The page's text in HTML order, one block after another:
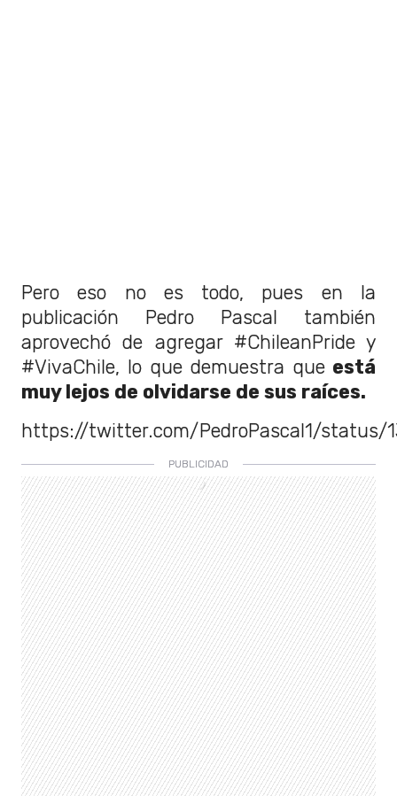
Pero eso no es todo, pues en la
publicación Pedro Pascal también
aprovechó de agregar #ChileanPride y
#VivaChile, lo que demuestra queestá
muy lejos de olvidarse de sus raíces.
https://twitter.com/PedroPascal1/status/